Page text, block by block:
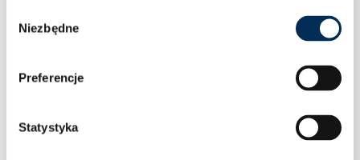
zgody
Niezbędne
Preferencje
Statystyka